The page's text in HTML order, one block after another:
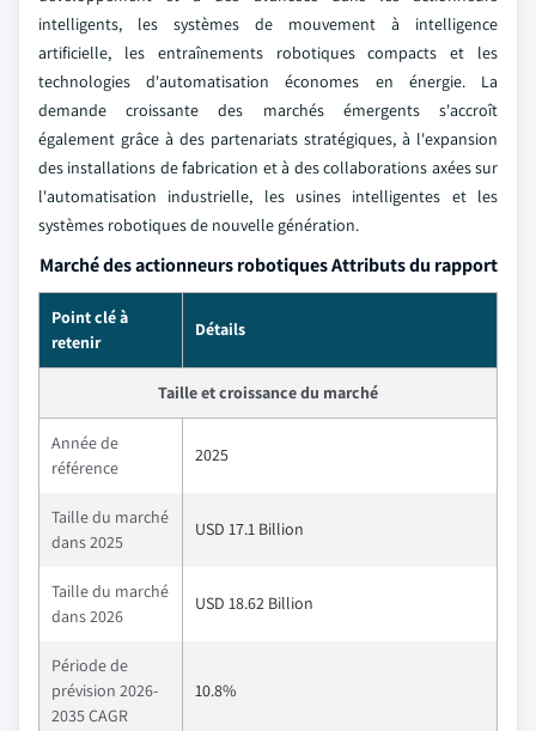
intelligents, les systèmes de mouvement à intelligence
artificielle, les entraînements robotiques compacts et les
technologies d'automatisation économes en énergie. La
demande croissante des marchés émergents s'accroît
également grâce à des partenariats stratégiques, à l'expansion
des installations de fabrication et à des collaborations axées sur
l'automatisation industrielle, les usines intelligentes et les
systèmes robotiques de nouvelle génération.
Marché des actionneurs robotiques Attributs du rapport
Point clé à
retenir
Détails
Taille et croissance du marché
Année de
référence
2025
Taille du marché
dans 2025
USD 17.1 Billion
Taille du marché
dans 2026
USD 18.62 Billion
Période de
prévision 2026-
2035 CAGR
10.8%